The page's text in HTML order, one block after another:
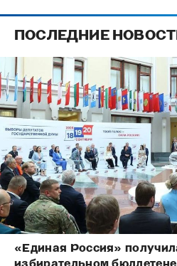
ПОСЛЕДНИЕ
«Единая Россия»